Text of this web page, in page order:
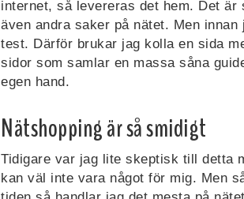
internet, så levereras det hem. Det
även andra saker på nätet. Men
test. Därför brukar jag kolla en sida
sidor som samlar en massa såna
egen hand.
Nätshopping är så smidigt
Tidigare var jag lite skeptisk till detta
kan väl inte vara något för mig. Men